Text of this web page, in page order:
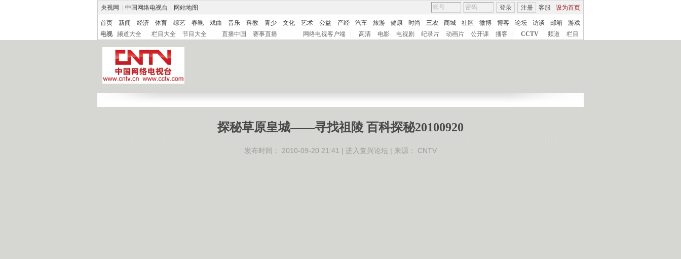
央视网 中国网络电视台 网站地图 客服 设为首页
登录 注册
首页 新闻 经济 体育 综艺 春晚 戏曲 音乐 科教 青少 文化 艺术 公益 产经 汽车 旅游 健康 时尚 三农 商城 社区 微博 博客 论坛 访谈 邮箱
游戏
电视
频道大全 栏目大全 节目大全 直播中国 赛事直播 网络电视客户端 高清 电影 电视剧 纪录片 动画片 公开课 播客 CCTV 频道 栏目
探秘草原皇城——寻找祖陵 百科探秘20100920
发布时间： 2010-09-20 21:41 | 进入复兴论坛 | 来源： CNTV